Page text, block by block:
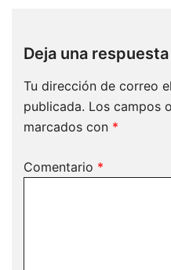
Deja una respuesta
Tu dirección de correo
publicada. Los campos
marcados con *
Comentario *